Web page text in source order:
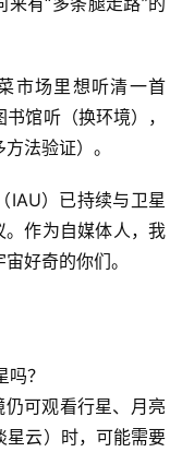
市场里想听清一首
馆听（换环境），
法验证）。
IAU）已持续与卫星
。作为自媒体人，我
好奇的你们。
？
可观看行星、月亮
星云）时，可能需要